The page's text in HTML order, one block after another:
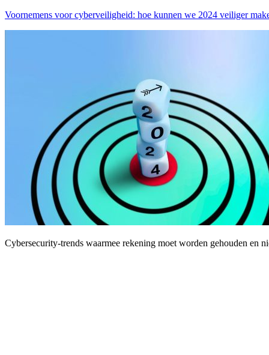
Voornemens voor cyberveiligheid: hoe kunnen we 2024 veiliger
Cybersecurity-trends waarmee rekening moet worden gehouden en